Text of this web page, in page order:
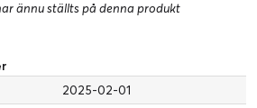
ännu ställts på denna produkt
2025-02-01